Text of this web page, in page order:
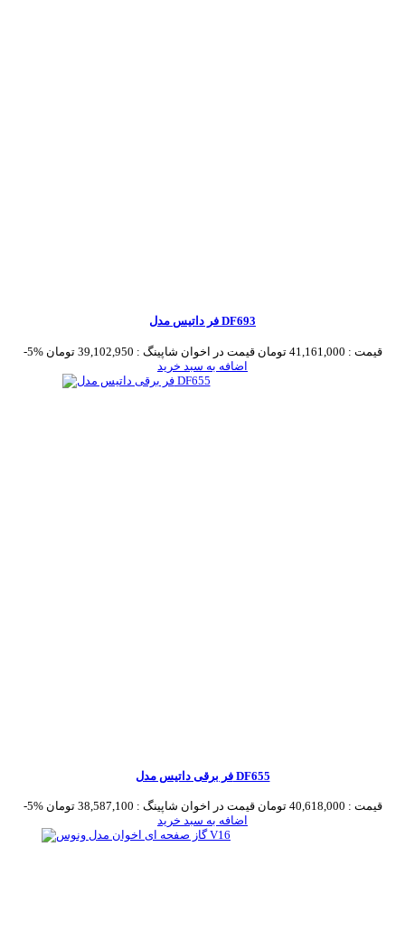
فر داتیس مدل DF693
-5% قیمت : 41,161,000 تومان قیمت در اخوان شاپینگ : 39,102,950 تومان
اضافه به سبد خرید
فر برقی داتیس مدل DF655
-5% قیمت : 40,618,000 تومان قیمت در اخوان شاپینگ : 38,587,100 تومان
اضافه به سبد خرید